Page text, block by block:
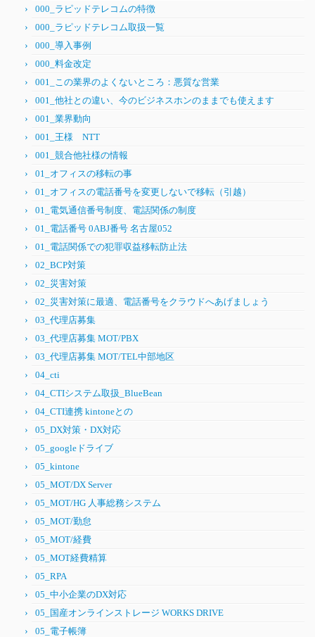
000_ラピッドテレコムの特徴
000_ラピッドテレコム取扱一覧
000_導入事例
000_料金改定
001_この業界のよくないところ：悪質な営業
001_他社との違い、今のビジネスホンのままでも使えます
001_業界動向
001_王様 NTT
001_競合他社様の情報
01_オフィスの移転の事
01_オフィスの電話番号を変更しないで移転（引越）
01_電気通信番号制度、電話関係の制度
01_電話番号 0ABJ番号 名古屋052
01_電話関係での犯罪収益移転防止法
02_BCP対策
02_災害対策
02_災害対策に最適、電話番号をクラウドへあげましょう
03_代理店募集
03_代理店募集 MOT/PBX
03_代理店募集 MOT/TEL中部地区
04_cti
04_CTIシステム取扱_BlueBean
04_CTI連携 kintoneとの
05_DX対策・DX対応
05_googleドライブ
05_kintone
05_MOT/DX Server
05_MOT/HG 人事総務システム
05_MOT/勤怠
05_MOT/経費
05_MOT経費精算
05_RPA
05_中小企業のDX対応
05_国産オンラインストレージ WORKS DRIVE
05_電子帳簿